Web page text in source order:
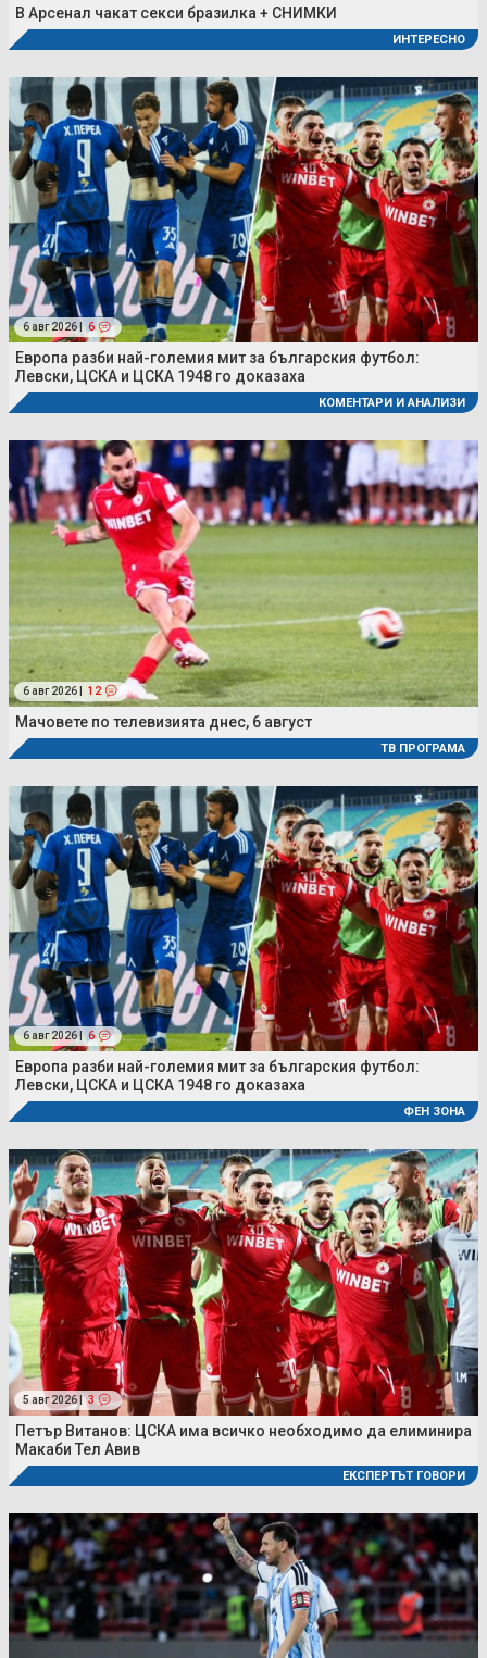
В Арсенал чакат секси бразилка + СНИМКИ
ИНТЕРЕСНО
6 авг 2026 | 6
Европа разби най-големия мит за българския футбол:
Левски, ЦСКА и ЦСКА 1948 го доказаха
КОМЕНТАРИ И АНАЛИЗИ
6 авг 2026 | 12
Мачовете по телевизията днес, 6 август
ТВ ПРОГРАМА
6 авг 2026 | 6
Европа разби най-големия мит за българския футбол:
Левски, ЦСКА и ЦСКА 1948 го доказаха
ФЕН ЗОНА
5 авг 2026 | 3
Петър Витанов: ЦСКА има всичко необходимо да елиминира
Макаби Тел Авив
ЕКСПЕРТЪТ ГОВОРИ